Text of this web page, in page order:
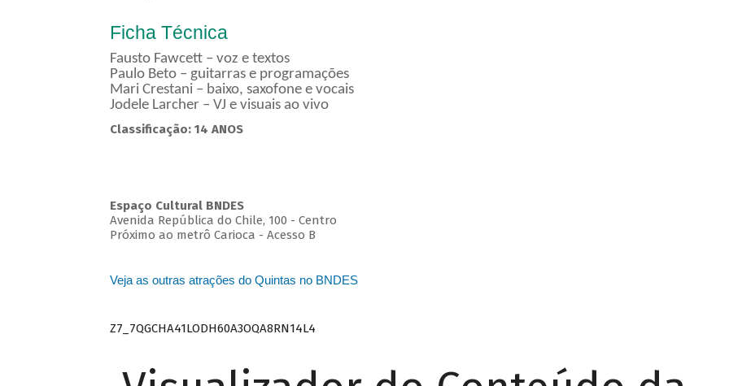
Ficha Técnica
Fausto Fawcett – voz e textos
Paulo Beto – guitarras e programações
Mari Crestani – baixo, saxofone e vocais
Jodele Larcher – VJ e visuais ao vivo
Classificação: 14 ANOS
Espaço Cultural BNDES
Avenida República do Chile, 100 - Centro
Próximo ao metrô Carioca - Acesso B
Veja as outras atrações do Quintas no BNDES
Z7_7QGCHA41LODH60A3OQA8RN14L4